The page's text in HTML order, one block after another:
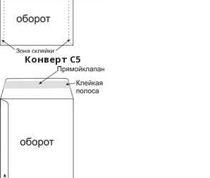
Конверт С5